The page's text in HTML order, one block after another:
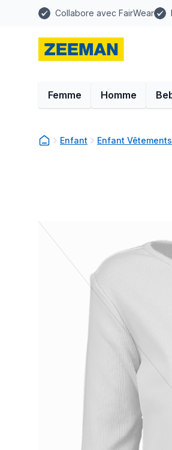
Collabore avec FairWear
Femme Homme
Enfant Enfant